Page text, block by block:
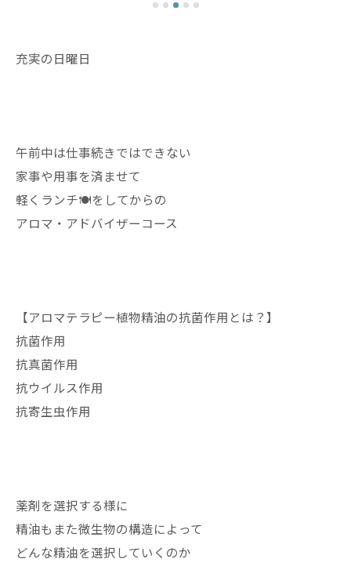
充実の日曜日
午前中は仕事続きではできない
家事や用事を済ませて
軽くランチ🍽️をしてからの
アロマ・アドバイザーコース
【アロマテラピー植物精油の抗菌作用とは？】
抗菌作用
抗真菌作用
抗ウイルス作用
抗寄生虫作用
薬剤を選択する様に
精油もまた微生物の構造によって
どんな精油を選択していくのか